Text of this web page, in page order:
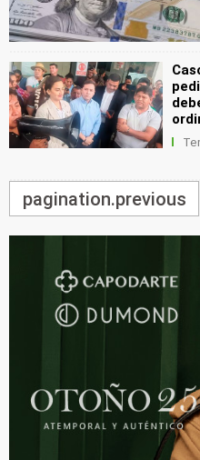
pagination.previous